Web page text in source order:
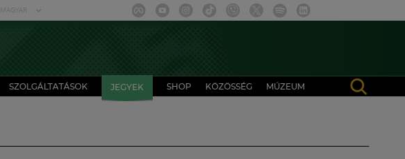
MAGYAR
SZOLGÁLTATÁSOK JEGYEK SHOP KÖZÖSSÉG MÚZEUM